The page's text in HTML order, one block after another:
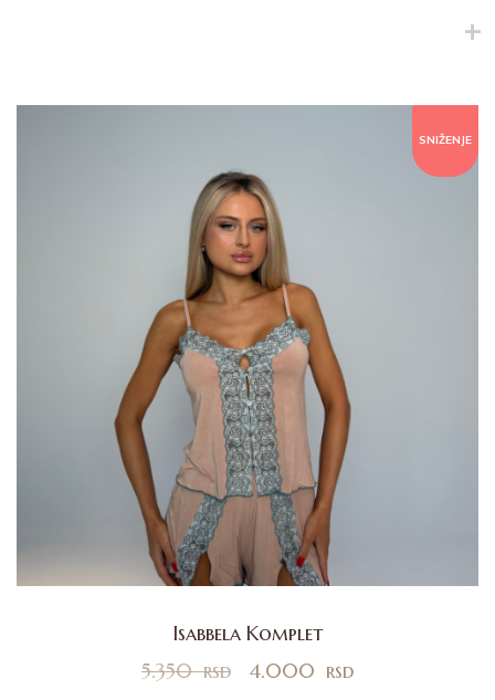
SNIŽENJE
Isabbela Komplet
5.350rsd 4.000 rsd